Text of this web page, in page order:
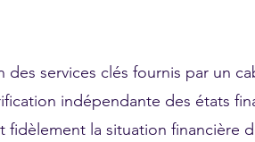
des services clés fournis par un
indépendante des états
fidèlement la situation financière